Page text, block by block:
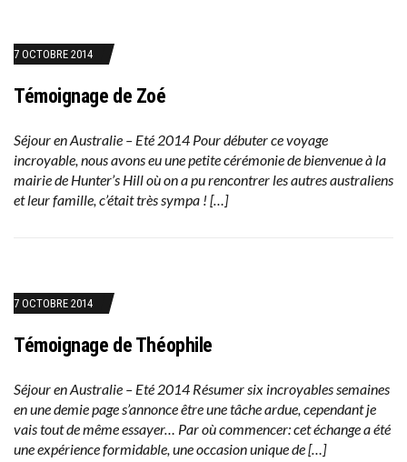
7 OCTOBRE 2014
Témoignage de Zoé
Séjour en Australie – Eté 2014 Pour débuter ce voyage
incroyable, nous avons eu une petite cérémonie de bienvenue à la
mairie de Hunter’s Hill où on a pu rencontrer les autres australiens
et leur famille, c’était très sympa ! […]
7 OCTOBRE 2014
Témoignage de Théophile
Séjour en Australie – Eté 2014 Résumer six incroyables semaines
en une demie page s’annonce être une tâche ardue, cependant je
vais tout de même essayer… Par où commencer: cet échange a été
une expérience formidable, une occasion unique de […]